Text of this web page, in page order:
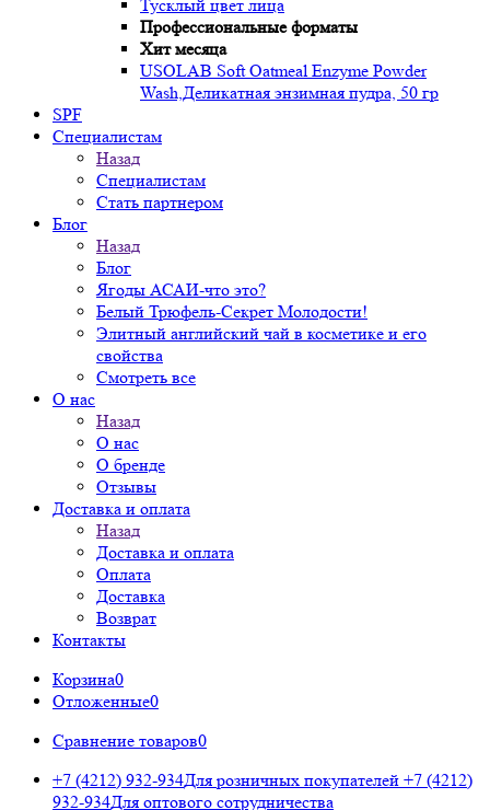
Тусклый цвет лица
Профессиональные форматы
Хит месяца
USOLAB Soft Oatmeal Enzyme Powder
Wash,Деликатная энзимная пудра, 50 гр
SPF
Специалистам
Назад
Специалистам
Стать партнером
Блог
Назад
Блог
Ягоды АСАИ-что это?
Белый Трюфель-Секрет Молодости!
Элитный английский чай в косметике и его
свойства
Смотреть все
О нас
Назад
О нас
О бренде
Отзывы
Доставка и оплата
Назад
Доставка и оплата
Оплата
Доставка
Возврат
Контакты
Корзина0
Отложенные0
Сравнение товаров0
+7 (4212) 932-934Для розничных покупателей +7 (4212)
932-934Для оптового сотрудничества